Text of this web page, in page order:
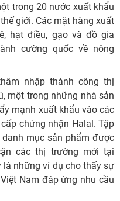
trong 20 nước xuất khẩu
giới. Các mặt hàng xuất
hạt điều, gạo và đồ gia
cường quốc về nông
nhập thành công thị
một trong những nhà sản
mạnh xuất khẩu vào các
chứng nhận Halal. Tập
mục sản phẩm được
các thị trường mới tại
những ví dụ cho thấy sự
Nam đáp ứng nhu cầu